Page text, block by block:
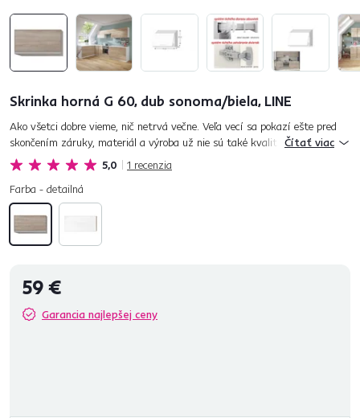
Skrinka horná G 60, dub sonoma/biela, LINE
5,0 1 recenzia
Ako všetci dobre vieme, nič netrvá večne. Veľa vecí sa pokazí ešte pred
skončením záruky, materiál a výroba už nie sú také kvalitné ako kedysi.
A vy máte chuť to zmeniť. Dajte nadýchnuť aj vášmu prost...
Čítať viac
Farba - detailná
59 €
Garancia najlepšej ceny